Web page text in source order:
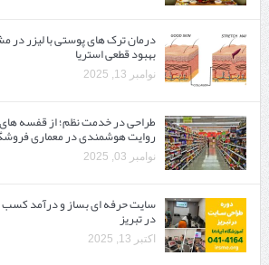
درمان ترک های پوستی با لیزر در
بهبود قطعی استریا
نوامبر 13, 2025
طراحی در خدمت نظم؛ از قفسه
روایت هوشمندی در معماری
نوامبر 03, 2025
سایت حرفه ‌ای بساز و درآمد
در تبریز
اکتبر 13, 2025